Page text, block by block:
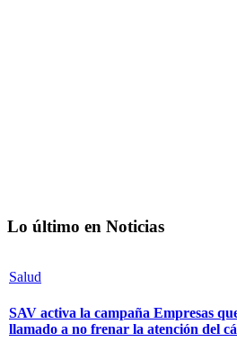
Lo último en Noticias
Salud
SAV activa la campaña Empresas
llamado a no frenar la atención del